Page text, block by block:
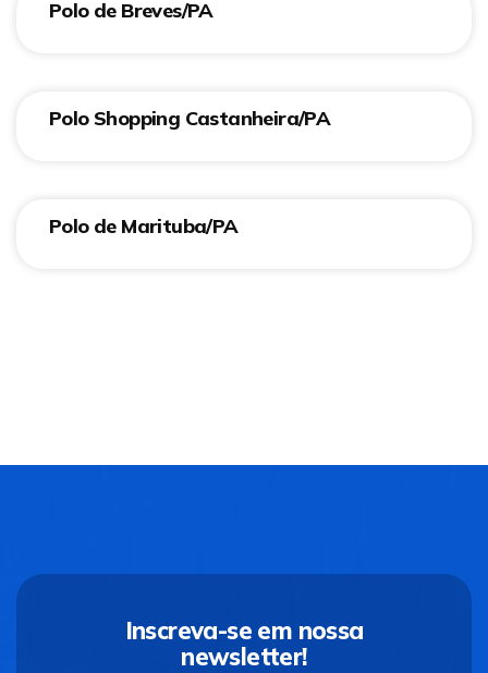
Polo de Breves/PA
Polo Shopping Castanheira/PA
Polo de Marituba/PA
Inscreva-se em nossa
newsletter!